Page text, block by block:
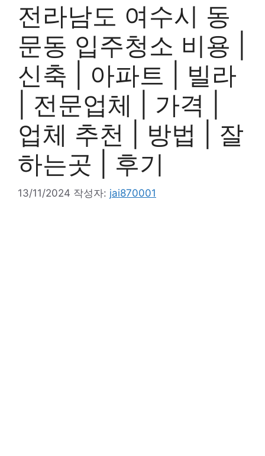
전라남도 여수시 동
문동 입주청소 비용 |
신축 | 아파트 | 빌라
| 전문업체 | 가격 |
업체 추천 | 방법 | 잘
하는곳 | 후기
13/11/2024 작성자: jai870001